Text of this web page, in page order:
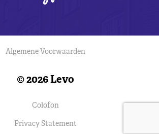
Algemene Voorwaarden
© 2026 Levo
Colofon
Privacy Statement